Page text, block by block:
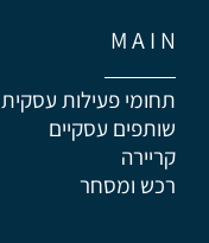
M A I N
תחומי פעילות עסקית
שותפים עסקיים
קריירה
רכש ומסחר